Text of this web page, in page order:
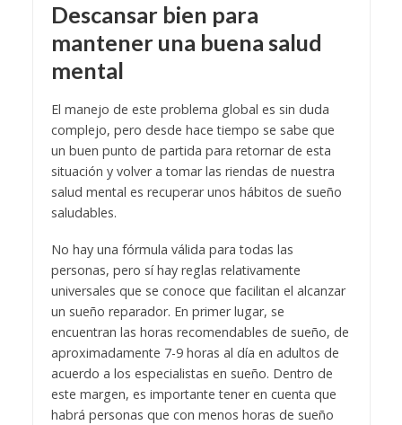
Descansar bien para
mantener una buena salud
mental
El manejo de este problema global es sin duda
complejo, pero desde hace tiempo se sabe que
un buen punto de partida para retornar de esta
situación y volver a tomar las riendas de nuestra
salud mental es recuperar unos hábitos de sueño
saludables.
No hay una fórmula válida para todas las
personas, pero sí hay reglas relativamente
universales que se conoce que facilitan el alcanzar
un sueño reparador. En primer lugar, se
encuentran las horas recomendables de sueño, de
aproximadamente 7-9 horas al día en adultos de
acuerdo a los especialistas en sueño. Dentro de
este margen, es importante tener en cuenta que
habrá personas que con menos horas de sueño